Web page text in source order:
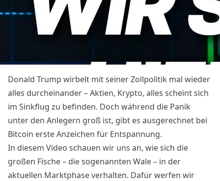
Donald Trump wirbelt mit seiner Zollpolitik mal wieder
alles durcheinander – Aktien, Krypto, alles scheint sich
im Sinkflug zu befinden. Doch während die Panik
unter den Anlegern groß ist, gibt es ausgerechnet bei
Bitcoin erste Anzeichen für Entspannung.
In diesem Video schauen wir uns an, wie sich die
großen Fische – die sogenannten Wale – in der
aktuellen Marktphase verhalten. Dafür werfen wir